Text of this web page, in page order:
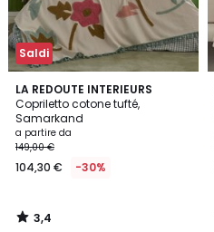
Saldi
LA REDOUTE INTERIEURS
Copriletto cotone tufté,
Samarkand
a partire da
149,00 €
104,30 € -30%
3,4
/ 5
3,4
/